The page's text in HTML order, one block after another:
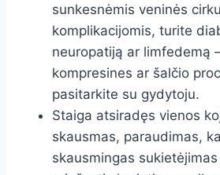
sunkesnėmis veninės
komplikacijomis, turite
neuropatiją ar limfedemą
kompresines ar šalčio
pasitarkite su gydytoju.
Staiga atsiradęs vienos
skausmas, paraudimas,
skausmingas